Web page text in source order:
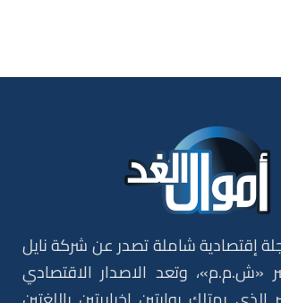
إقتصادية شاملة تصدر عن شركة نايل
«ش.م.م»، وتعد الاصدار الاقتصادي